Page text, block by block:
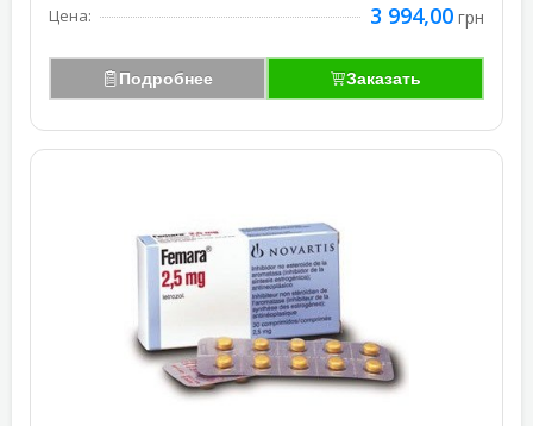
Цена: 3 994,00 грн
Подробнее Заказать